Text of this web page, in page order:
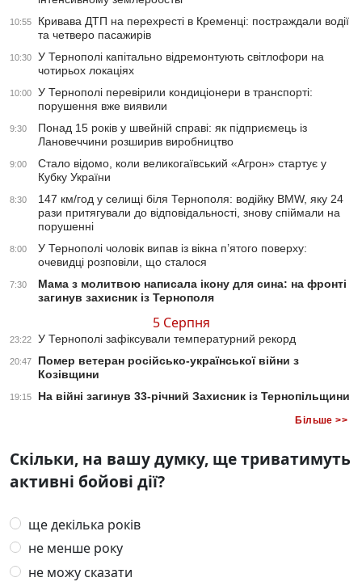
10:55
Кривава ДТП на перехресті в Кременці: постраждали водії
та четверо пасажирів
10:30
У Тернополі капітально відремонтують світлофори на
чотирьох локаціях
10:00
У Тернополі перевірили кондиціонери в транспорті:
порушення вже виявили
9:30
Понад 15 років у швейній справі: як підприємець із
Лановеччини розширив виробництво
9:00
Стало відомо, коли великогаївський «Агрон» стартує у
Кубку України
8:30
147 км/год у селищі біля Тернополя: водійку BMW, яку 24
рази притягували до відповідальності, знову спіймали на
порушенні
8:00
У Тернополі чоловік випав із вікна п’ятого поверху:
очевидці розповіли, що сталося
7:30
Мама з молитвою написала ікону для сина: на фронті
загинув захисник із Тернополя
5 Серпня
23:22 У Тернополі зафіксували температурний рекорд
20:47
Помер ветеран російсько-української війни з
Козівщини
19:15 На війні загинув 33-річний Захисник із Тернопільщини
Більше >>
Скільки, на вашу думку, ще триватимуть
активні бойові дії?
ще декілька років
не менше року
не можу сказати